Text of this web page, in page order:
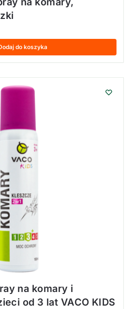
do koszyka
na komary i
od 3 lat VACO KIDS